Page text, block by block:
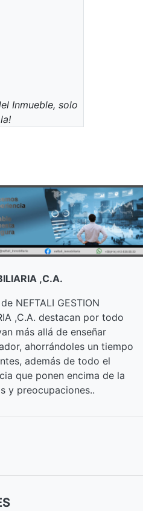
Inmueble, solo
,C.A.
NEFTALI GESTION
,C.A. destacan por todo
más allá de enseñar
ahorrándoles un tiempo
además de todo el
que ponen encima de la
y preocupaciones..